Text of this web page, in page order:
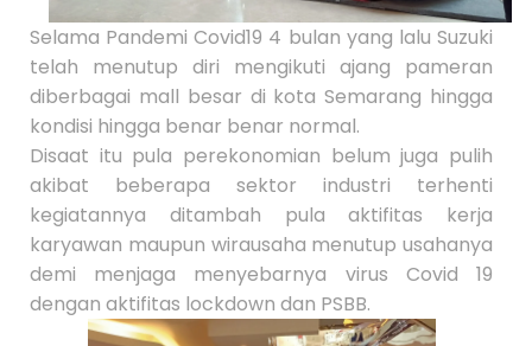
Selama Pandemi Covid19 4 bulan yang lalu Suzuki
telah menutup diri mengikuti ajang pameran
diberbagai mall besar di kota Semarang hingga
kondisi hingga benar benar normal.
Disaat itu pula perekonomian belum juga pulih
akibat beberapa sektor industri terhenti
kegiatannya ditambah pula aktifitas kerja
karyawan maupun wirausaha menutup usahanya
demi menjaga menyebarnya virus Covid 19
dengan aktifitas lockdown dan PSBB.
t
A
rt
el
S
e
b
el
u
m
n